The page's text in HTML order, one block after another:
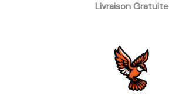
Livraison Gratuite